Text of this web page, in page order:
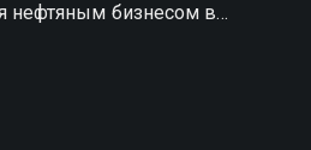
нефтяным бизнесом в
приобрести недвижимость в
детей», которая занимается
Встречается с женатым